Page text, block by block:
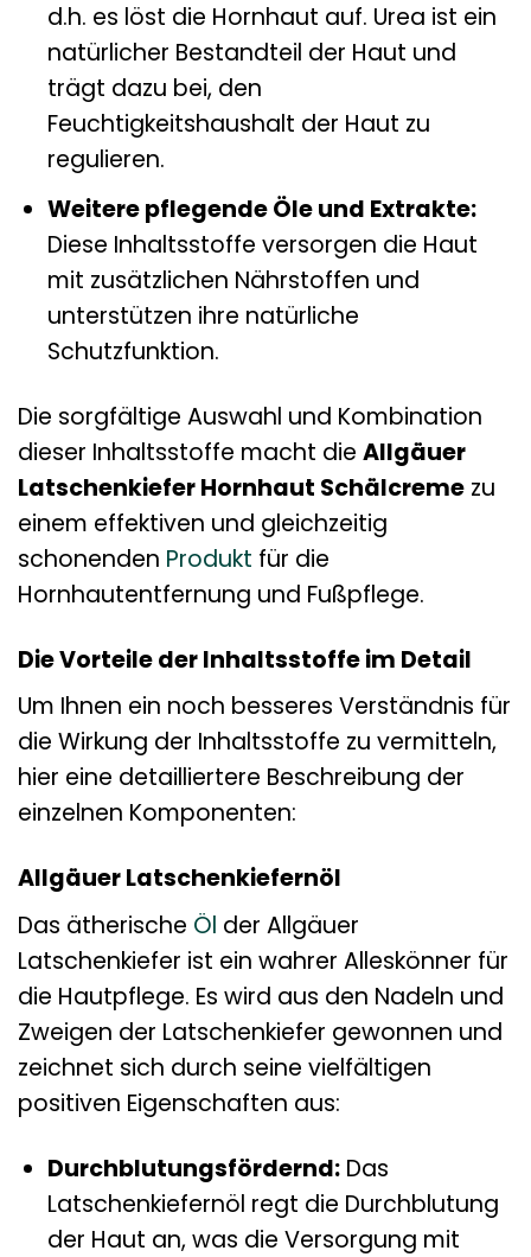
d.h. es löst die Hornhaut auf. Urea ist ein
natürlicher Bestandteil der Haut und
trägt dazu bei, den
Feuchtigkeitshaushalt der Haut zu
regulieren.
Weitere pflegende Öle und Extrakte:
Diese Inhaltsstoffe versorgen die Haut
mit zusätzlichen Nährstoffen und
unterstützen ihre natürliche
Schutzfunktion.
Die sorgfältige Auswahl und Kombination
dieser Inhaltsstoffe macht die Allgäuer
Latschenkiefer Hornhaut Schälcreme zu
einem effektiven und gleichzeitig
schonenden Produkt für die
Hornhautentfernung und Fußpflege.
Die Vorteile der Inhaltsstoffe im Detail
Um Ihnen ein noch besseres Verständnis für
die Wirkung der Inhaltsstoffe zu vermitteln,
hier eine detailliertere Beschreibung der
einzelnen Komponenten:
Allgäuer Latschenkiefernöl
Das ätherische Öl der Allgäuer
Latschenkiefer ist ein wahrer Alleskönner für
die Hautpflege. Es wird aus den Nadeln und
Zweigen der Latschenkiefer gewonnen und
zeichnet sich durch seine vielfältigen
positiven Eigenschaften aus:
Durchblutungsfördernd:Das
Latschenkiefernöl regt die Durchblutung
der Haut an, was die Versorgung mit